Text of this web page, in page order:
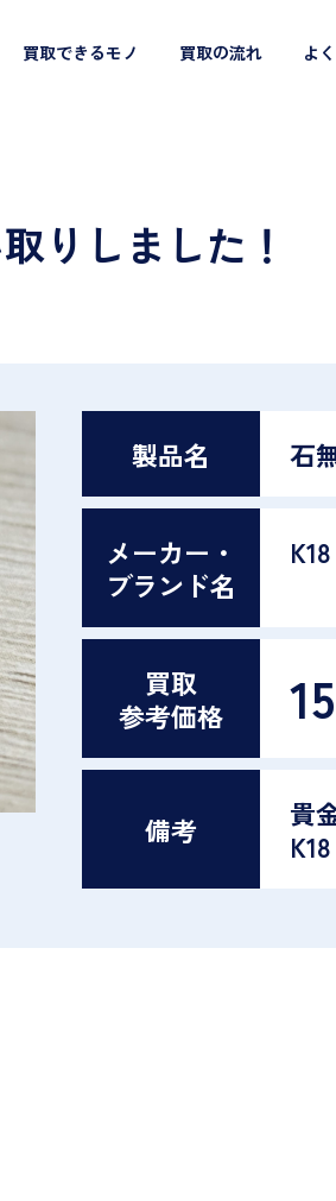
買取できるモノ 買取の流れ よ
りしました！
製品名 石
メーカー・
ブランド名
K18
買取
参考価格
備考
貴